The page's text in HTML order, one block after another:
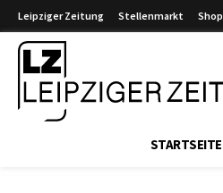
Leipziger Zeitung Stellenmarkt Shop
STARTSEITE